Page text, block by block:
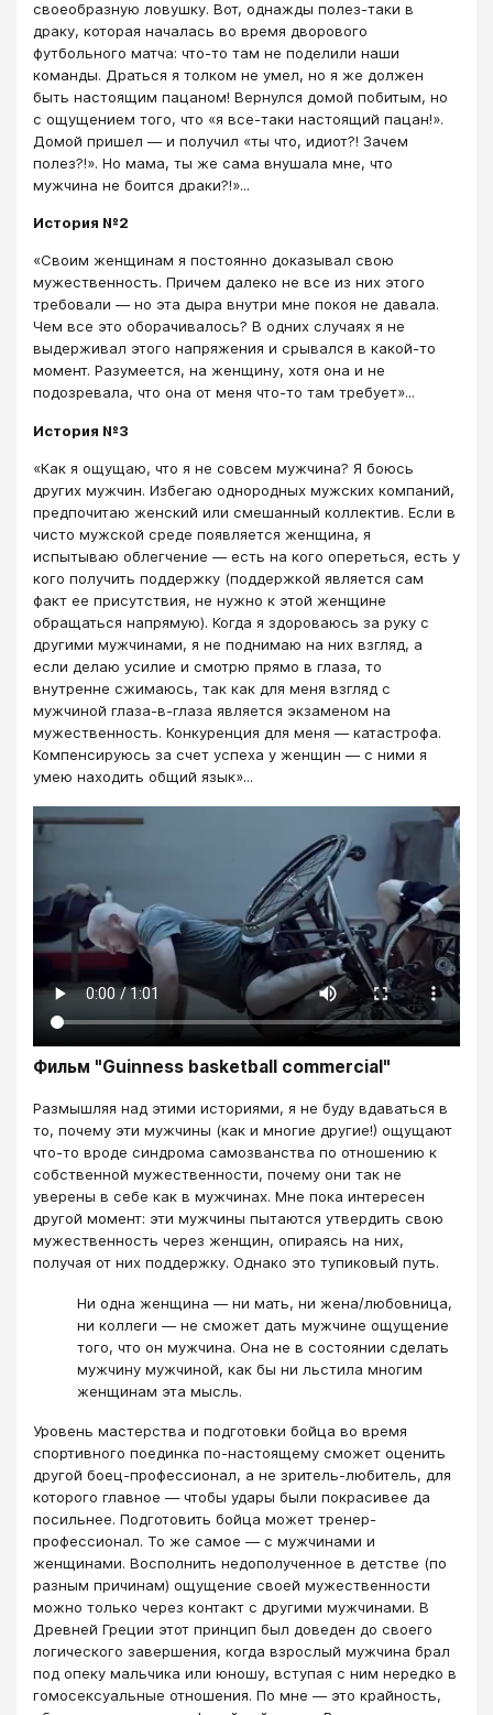
своеобразную ловушку. Вот, однажды полез-таки в
драку, которая началась во время дворового
футбольного матча: что-то там не поделили наши
команды. Драться я толком не умел, но я же должен
быть настоящим пацаном! Вернулся домой побитым, но
с ощущением того, что «я все-таки настоящий пацан!».
Домой пришел — и получил «ты что, идиот?! Зачем
полез?!». Но мама, ты же сама внушала мне, что
мужчина не боится драки?!»...
История №2
«Своим женщинам я постоянно доказывал свою
мужественность. Причем далеко не все из них этого
требовали — но эта дыра внутри мне покоя не давала.
Чем все это оборачивалось? В одних случаях я не
выдерживал этого напряжения и срывался в какой-то
момент. Разумеется, на женщину, хотя она и не
подозревала, что она от меня что-то там требует»...
История №3
«Как я ощущаю, что я не совсем мужчина? Я боюсь
других мужчин. Избегаю однородных мужских компаний,
предпочитаю женский или смешанный коллектив. Если в
чисто мужской среде появляется женщина, я
испытываю облегчение — есть на кого опереться, есть у
кого получить поддержку (поддержкой является сам
факт ее присутствия, не нужно к этой женщине
обращаться напрямую). Когда я здороваюсь за руку с
другими мужчинами, я не поднимаю на них взгляд, а
если делаю усилие и смотрю прямо в глаза, то
внутренне сжимаюсь, так как для меня взгляд с
мужчиной глаза-в-глаза является экзаменом на
мужественность. Конкуренция для меня — катастрофа.
Компенсируюсь за счет успеха у женщин — с ними я
умею находить общий язык»...
Фильм "Guinness basketball commercial"
Размышляя над этими историями, я не буду вдаваться в
то, почему эти мужчины (как и многие другие!) ощущают
что-то вроде синдрома самозванства по отношению к
собственной мужественности, почему они так не
уверены в себе как в мужчинах. Мне пока интересен
другой момент: эти мужчины пытаются утвердить свою
мужественность через женщин, опираясь на них,
получая от них поддержку. Однако это тупиковый путь.
Ни одна женщина — ни мать, ни жена/любовница,
ни коллеги — не сможет дать мужчине ощущение
того, что он мужчина. Она не в состоянии сделать
мужчину мужчиной, как бы ни льстила многим
женщинам эта мысль.
Уровень мастерства и подготовки бойца во время
спортивного поединка по-настоящему сможет оценить
другой боец-профессионал, а не зритель-любитель, для
которого главное — чтобы удары были покрасивее да
посильнее. Подготовить бойца может тренер-
профессионал. То же самое — с мужчинами и
женщинами. Восполнить недополученное в детстве (по
разным причинам) ощущение своей мужественности
можно только через контакт с другими мужчинами. В
Древней Греции этот принцип был доведен до своего
логического завершения, когда взрослый мужчина брал
под опеку мальчика или юношу, вступая с ним нередко в
гомосексуальные отношения. По мне — это крайность,